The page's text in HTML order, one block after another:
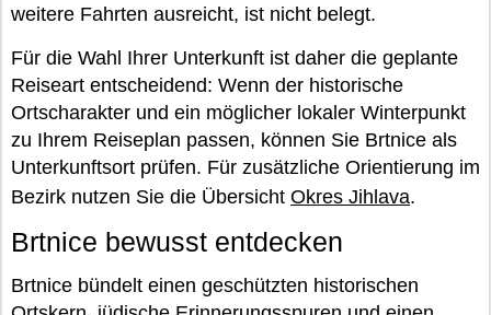
weitere Fahrten ausreicht, ist nicht belegt.
Für die Wahl Ihrer Unterkunft ist daher die geplante
Reiseart entscheidend: Wenn der historische
Ortscharakter und ein möglicher lokaler Winterpunkt
zu Ihrem Reiseplan passen, können Sie Brtnice als
Unterkunftsort prüfen. Für zusätzliche Orientierung im
Bezirk nutzen Sie die Übersicht Okres Jihlava.
Brtnice bewusst entdecken
Brtnice bündelt einen geschützten historischen